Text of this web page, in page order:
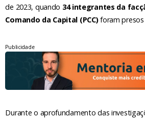
de 2023, quando 34 integrantes da
Comando da Capital (PCC)foram presos
Publicidade
Durante o aprofundamento das